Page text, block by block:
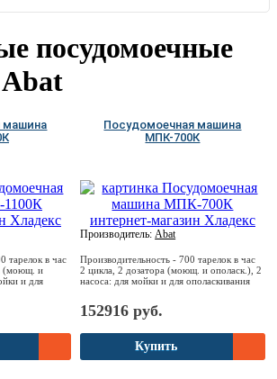
посудомоечные
машина
тарелок в час
(моющ. и
и для
Посудомоечная машина
МПК-700К
Производитель:Abat
Производительность - 700 тарелок в час
2 цикла, 2 дозатора (моющ. и ополаск.), 2
насоса: для мойки и для ополаскивания
152916 руб.
Купить